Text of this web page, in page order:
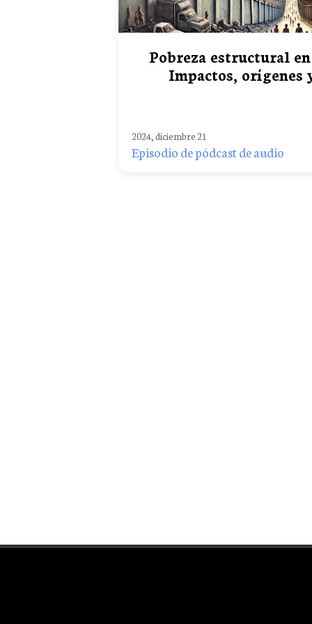
Pobreza estructural
Impactos, orígenes
2024, diciembre 21
Episodio de pódcast de audio